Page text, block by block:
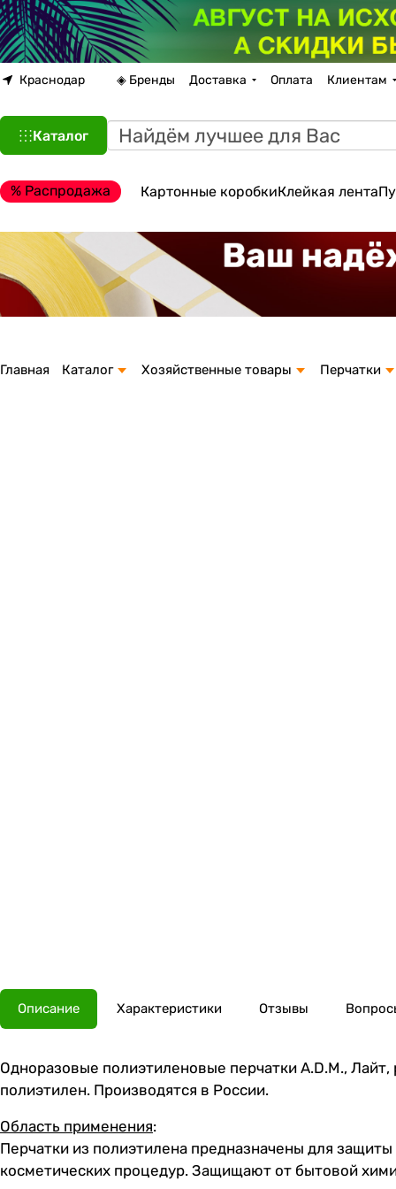
Краснодар ◈ Бренды Доставка Оплата Клиентам
Каталог
% Распродажа Картонные коробкиКлейкая лента
Главная Каталог Хозяйственные товары Перчатки
Описание Характеристики Отзывы
Одноразовые полиэтиленовые перчатки A.D.M.,
полиэтилен. Производятся в России.
Область применения:
Перчатки из полиэтилена предназначены для
косметических процедур. Защищают от бытовой